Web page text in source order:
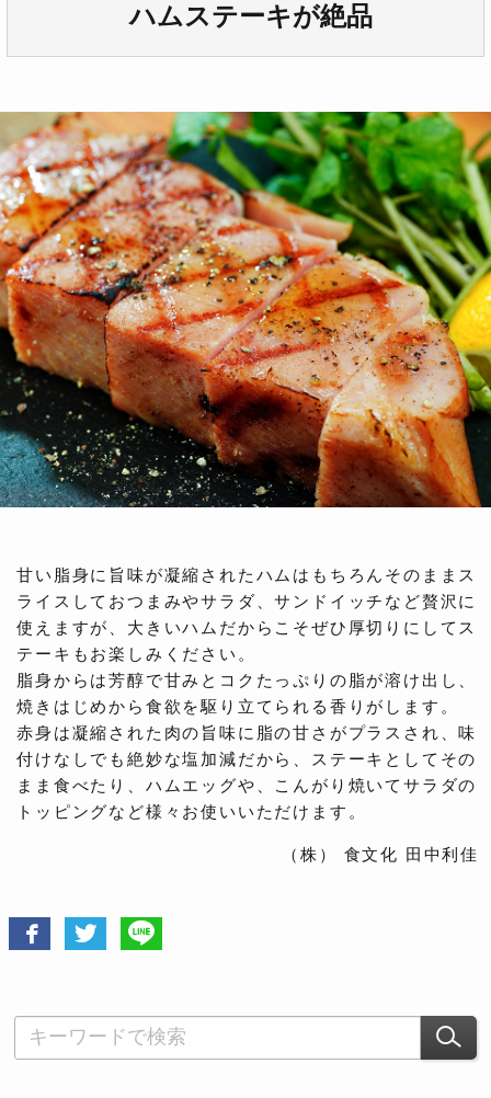
ハムステーキが絶品
甘い脂身に旨味が凝縮されたハムはもちろんそのままス
ライスしておつまみやサラダ、サンドイッチなど贅沢に
使えますが、大きいハムだからこそぜひ厚切りにしてス
テーキもお楽しみください。
脂身からは芳醇で甘みとコクたっぷりの脂が溶け出し、
焼きはじめから食欲を駆り立てられる香りがします。
赤身は凝縮された肉の旨味に脂の甘さがプラスされ、味
付けなしでも絶妙な塩加減だから、ステーキとしてその
まま食べたり、ハムエッグや、こんがり焼いてサラダの
トッピングなど様々お使いいただけます。
（株） 食文化 田中利佳